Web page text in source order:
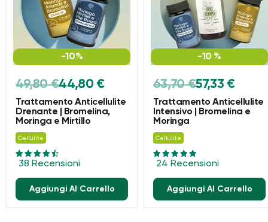
-10%
Prezzo
originale
49,80 €Prezzo
attuale
44,80 €
Trattamento Anticellulite
Drenante | Bromelina,
Moringa e Mirtillo
Cellulite
38 Recensioni
Aggiungi Al Carrello
-10 %
Prezzo
originale
63,70 €Prezzo
attuale
57,33 €
Trattamento Anticellulite
Intensivo | Bromelina e
Moringa
Cellulite
24 Recensioni
Aggiungi Al Carrello